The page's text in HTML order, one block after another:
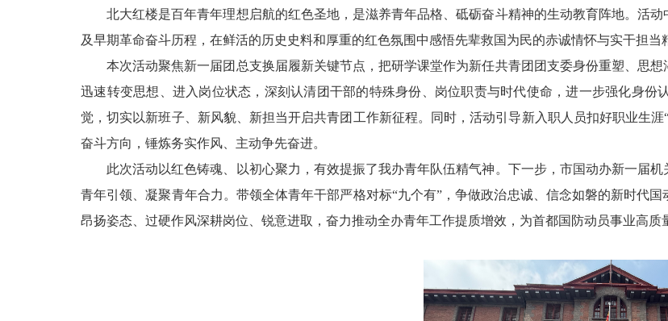
北大红楼是百年青年理想启航的红色圣地，是滋养青年品格、砥砺奋斗精神的生动教育阵地。活
及早期革命奋斗历程，在鲜活的历史史料和厚重的红色氛围中感悟先辈救国为民的赤诚情怀与实干担当
本次活动聚焦新一届团总支换届履新关键节点，把研学课堂作为新任共青团团支委身份重塑、思
迅速转变思想、进入岗位状态，深刻认清团干部的特殊身份、岗位职责与时代使命，进一步强化身
觉，切实以新班子、新风貌、新担当开启共青团工作新征程。同时，活动引导新入职人员扣好职业生
奋斗方向，锤炼务实作风、主动争先奋进。
此次活动以红色铸魂、以初心聚力，有效提振了我办青年队伍精气神。下一步，市国动办新一届
青年引领、凝聚青年合力。带领全体青年干部严格对标“九个有”，争做政治忠诚、信念如磐的新时代
昂扬姿态、过硬作风深耕岗位、锐意进取，奋力推动全办青年工作提质增效，为首都国防动员事业高质